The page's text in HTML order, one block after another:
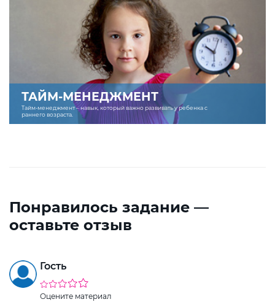
ТАЙМ-МЕНЕДЖМЕНТ
Тайм-менеджмент – навык, который важно развивать у ребенка с
раннего возраста.
Понравилось задание —
оставьте отзыв
Гость
Оцените материал